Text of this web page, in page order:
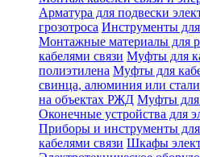
Арматура для подвески
грозотроса Инструменты
Монтажные материалы для
кабелями связи Муфты для
полиэтилена Муфты для
свинца, алюминия или стали
на объектах РЖД Муфты для
Оконечные устройства для
Приборы и инструменты
кабелями связи Шкафы